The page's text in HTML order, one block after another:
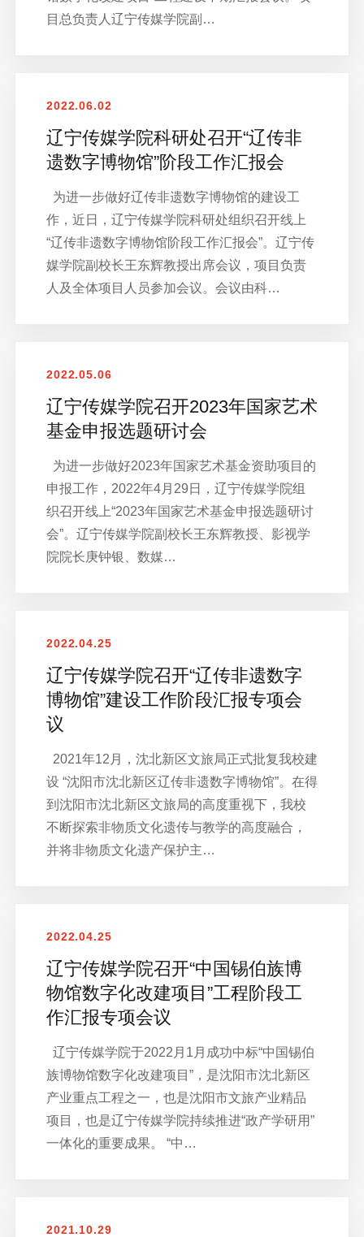
目总负责人辽宁传媒学院副…
2022.06.02
辽宁传媒学院科研处召开“辽传非
遗数字博物馆”阶段工作汇报会
为进一步做好辽传非遗数字博物馆的建设工
作，近日，辽宁传媒学院科研处组织召开线上
“辽传非遗数字博物馆阶段工作汇报会”。辽宁传
媒学院副校长王东辉教授出席会议，项目负责
人及全体项目人员参加会议。会议由科…
2022.05.06
辽宁传媒学院召开2023年国家艺术
基金申报选题研讨会
为进一步做好2023年国家艺术基金资助项目的
申报工作，2022年4月29日，辽宁传媒学院组
织召开线上“2023年国家艺术基金申报选题研讨
会”。辽宁传媒学院副校长王东辉教授、影视学
院院长庚钟银、数媒…
2022.04.25
辽宁传媒学院召开“辽传非遗数字
博物馆”建设工作阶段汇报专项会
议
2021年12月，沈北新区文旅局正式批复我校建
设 “沈阳市沈北新区辽传非遗数字博物馆”。在得
到沈阳市沈北新区文旅局的高度重视下，我校
不断探索非物质文化遗传与教学的高度融合，
并将非物质文化遗产保护主…
2022.04.25
辽宁传媒学院召开“中国锡伯族博
物馆数字化改建项目”工程阶段工
作汇报专项会议
辽宁传媒学院于2022月1月成功中标“中国锡伯
族博物馆数字化改建项目”，是沈阳市沈北新区
产业重点工程之一，也是沈阳市文旅产业精品
项目，也是辽宁传媒学院持续推进“政产学研用”
一体化的重要成果。 “中…
2021.10.29